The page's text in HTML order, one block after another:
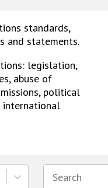
standards,
and statements.
legislation,
abuse of
political
international